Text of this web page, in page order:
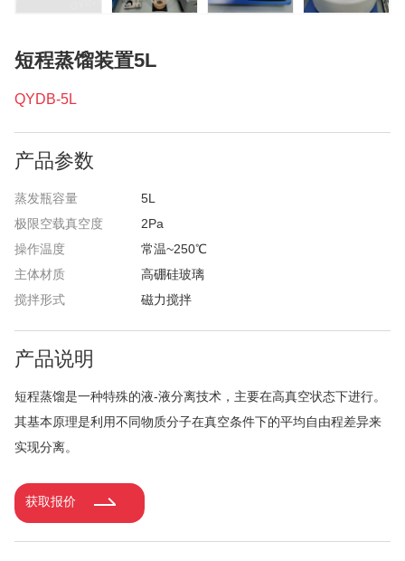
短程蒸馏装置5L
QYDB-5L
产品参数
蒸发瓶容量
5L
极限空载真空度
2Pa
操作温度
常温~250℃
主体材质
高硼硅玻璃
搅拌形式
磁力搅拌
产品说明
短程蒸馏是一种特殊的液-液分离技术，主要在高真空状态下进行。
其基本原理是利用不同物质分子在真空条件下的平均自由程差异来
实现分离。
获取报价